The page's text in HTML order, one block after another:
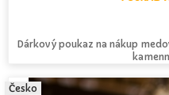
Dárkový poukaz na nákup
Česko